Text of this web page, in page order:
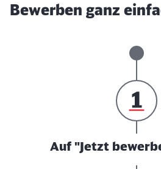
Bewerben ganz
Auf "Jetzt